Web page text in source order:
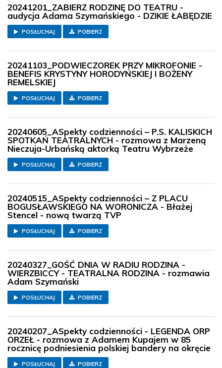
20241201_ZABIERZ RODZINĘ DO TEATRU -
audycja Adama Szymańskiego - DZIKIE ŁABĘDZIE
POSŁUCHAJ POBIERZ
20241103_PODWIECZOREK PRZY MIKROFONIE -
BENEFIS KRYSTYNY HORODYŃSKIEJ I BOŻENY
REMELSKIEJ
POSŁUCHAJ POBIERZ
20240605_ASpekty codzienności – P.S. KALISKICH
SPOTKAŃ TEATRALNYCH - rozmowa z Marzeną
Nieczuja-Urbańską aktorką Teatru Wybrzeże
POSŁUCHAJ POBIERZ
20240515_ASpekty codzienności – Z PLACU
BOGUSŁAWSKIEGO NA WORONICZA - Błażej
Stencel - nową twarzą TVP
POSŁUCHAJ POBIERZ
20240327_GOŚĆ DNIA W RADIU RODZINA -
WIERZBICCY - TEATRALNA RODZINA - rozmawia
Adam Szymański
POSŁUCHAJ POBIERZ
20240207_ASpekty codzienności - LEGENDA ORP
ORZEŁ - rozmowa z Adamem Kupajem w 85
rocznicę podniesienia polskiej bandery na okręcie
POSŁUCHAJ POBIERZ